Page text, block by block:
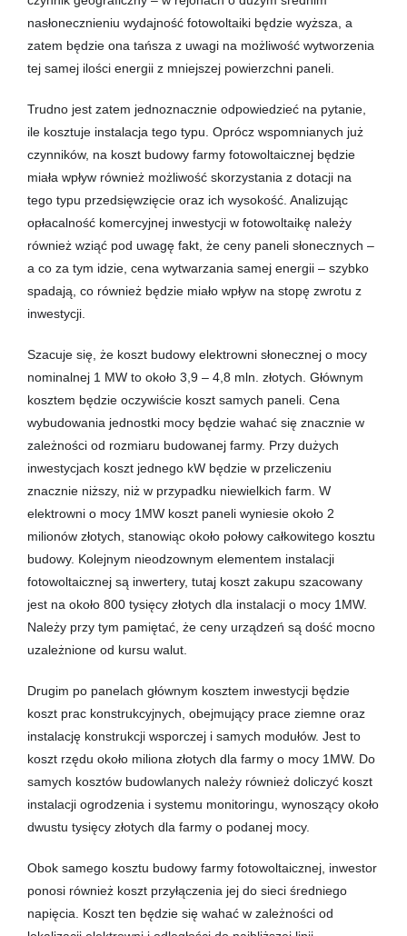
nasłonecznieniu wydajność fotowoltaiki będzie wyższa, a
zatem będzie ona tańsza z uwagi na możliwość wytworzenia
tej samej ilości energii z mniejszej powierzchni paneli.
Trudno jest zatem jednoznacznie odpowiedzieć na pytanie,
ile kosztuje instalacja tego typu. Oprócz wspomnianych już
czynników, na koszt budowy farmy fotowoltaicznej będzie
miała wpływ również możliwość skorzystania z dotacji na
tego typu przedsięwzięcie oraz ich wysokość. Analizując
opłacalność komercyjnej inwestycji w fotowoltaikę należy
również wziąć pod uwagę fakt, że ceny paneli słonecznych –
a co za tym idzie, cena wytwarzania samej energii – szybko
spadają, co również będzie miało wpływ na stopę zwrotu z
inwestycji.
Szacuje się, że koszt budowy elektrowni słonecznej o mocy
nominalnej 1 MW to około 3,9 – 4,8 mln. złotych. Głównym
kosztem będzie oczywiście koszt samych paneli. Cena
wybudowania jednostki mocy będzie wahać się znacznie w
zależności od rozmiaru budowanej farmy. Przy dużych
inwestycjach koszt jednego kW będzie w przeliczeniu
znacznie niższy, niż w przypadku niewielkich farm. W
elektrowni o mocy 1MW koszt paneli wyniesie około 2
milionów złotych, stanowiąc około połowy całkowitego kosztu
budowy. Kolejnym nieodzownym elementem instalacji
fotowoltaicznej są inwertery, tutaj koszt zakupu szacowany
jest na około 800 tysięcy złotych dla instalacji o mocy 1MW.
Należy przy tym pamiętać, że ceny urządzeń są dość mocno
uzależnione od kursu walut.
Drugim po panelach głównym kosztem inwestycji będzie
koszt prac konstrukcyjnych, obejmujący prace ziemne oraz
instalację konstrukcji wsporczej i samych modułów. Jest to
koszt rzędu około miliona złotych dla farmy o mocy 1MW. Do
samych kosztów budowlanych należy również doliczyć koszt
instalacji ogrodzenia i systemu monitoringu, wynoszący około
dwustu tysięcy złotych dla farmy o podanej mocy.
Obok samego kosztu budowy farmy fotowoltaicznej, inwestor
ponosi również koszt przyłączenia jej do sieci średniego
napięcia. Koszt ten będzie się wahać w zależności od